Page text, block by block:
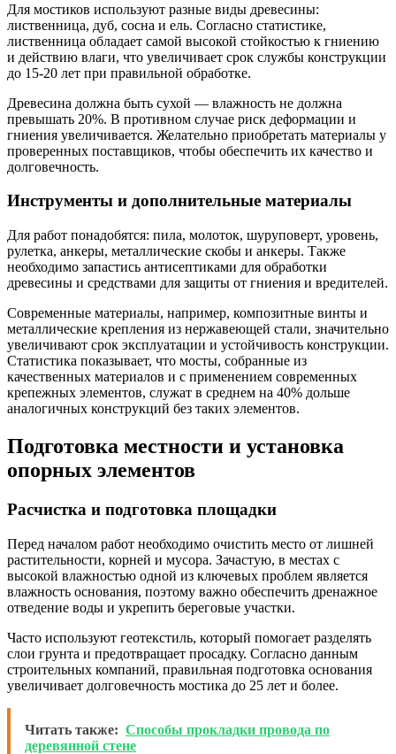
Для мостиков используют разные виды древесины:
лиственница, дуб, сосна и ель. Согласно статистике,
лиственница обладает самой высокой стойкостью к гниению
и действию влаги, что увеличивает срок службы конструкции
до 15-20 лет при правильной обработке.
Древесина должна быть сухой — влажность не должна
превышать 20%. В противном случае риск деформации и
гниения увеличивается. Желательно приобретать материалы у
проверенных поставщиков, чтобы обеспечить их качество и
долговечность.
Инструменты и дополнительные материалы
Для работ понадобятся: пила, молоток, шуруповерт, уровень,
рулетка, анкеры, металлические скобы и анкеры. Также
необходимо запастись антисептиками для обработки
древесины и средствами для защиты от гниения и вредителей.
Современные материалы, например, композитные винты и
металлические крепления из нержавеющей стали, значительно
увеличивают срок эксплуатации и устойчивость конструкции.
Статистика показывает, что мосты, собранные из
качественных материалов и с применением современных
крепежных элементов, служат в среднем на 40% дольше
аналогичных конструкций без таких элементов.
Подготовка местности и установка
опорных элементов
Расчистка и подготовка площадки
Перед началом работ необходимо очистить место от лишней
растительности, корней и мусора. Зачастую, в местах с
высокой влажностью одной из ключевых проблем является
влажность основания, поэтому важно обеспечить дренажное
отведение воды и укрепить береговые участки.
Часто используют геотекстиль, который помогает разделять
слои грунта и предотвращает просадку. Согласно данным
строительных компаний, правильная подготовка основания
увеличивает долговечность мостика до 25 лет и более.
Читать также: Способы прокладки провода по
деревянной стене